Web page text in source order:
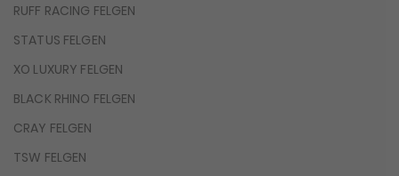
RUFF RACING FELGEN
STATUS FELGEN
XO LUXURY FELGEN
BLACK RHINO FELGEN
CRAY FELGEN
TSW FELGEN